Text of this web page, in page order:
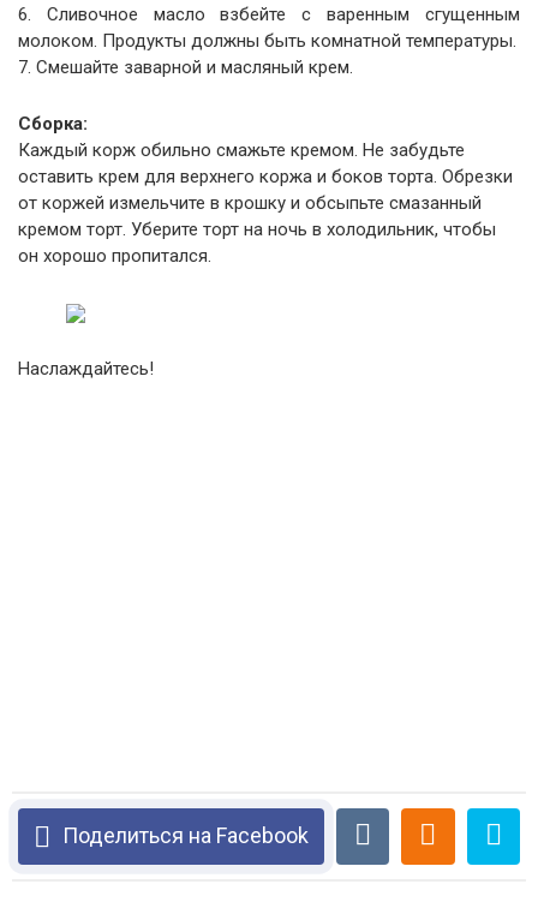
6. Сливочное масло взбейте с варенным сгущенным
молоком. Продукты должны быть комнатной температуры.
7. Смешайте заварной и масляный крем.
Сборка:
Каждый корж обильно смажьте кремом. Не забудьте
оставить крем для верхнего коржа и боков торта. Обрезки
от коржей измельчите в крошку и обсыпьте смазанный
кремом торт. Уберите торт на ночь в холодильник, чтобы
он хорошо пропитался.
Наслаждайтесь!
Поделиться на Facebook